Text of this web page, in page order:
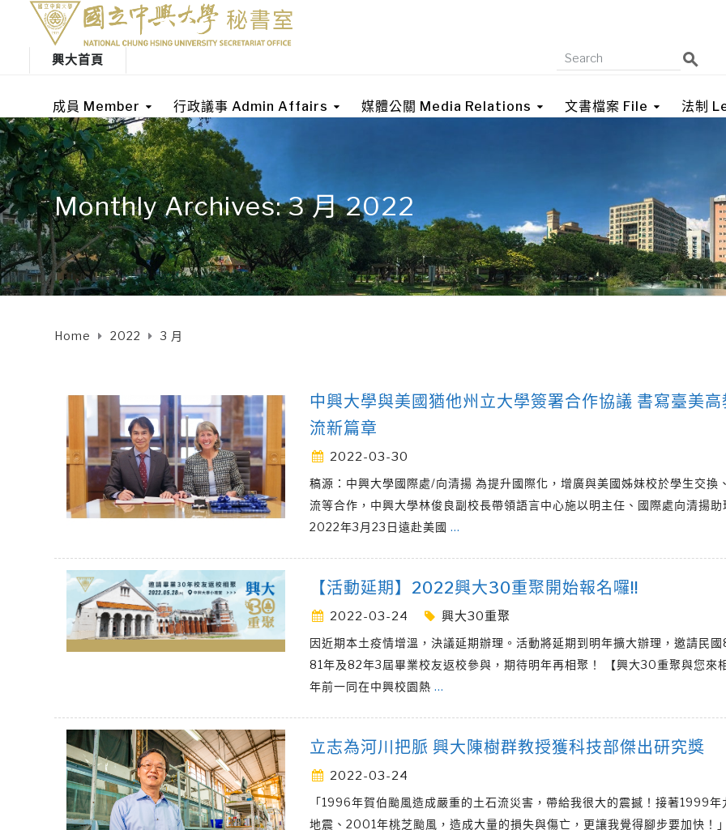
興大首頁
成員 Member 行政議事 Admin Affairs 媒體公關 Media Relations 文書檔案 File 法制
Monthly Archives: 3 月 2022
Home 2022 3 月
中興大學與美國猶他州立大學簽署合作協議 書寫臺美高
流新篇章
2022-03-30
稿源：中興大學國際處/向清揚 為提升國際化，增廣與美國姊妹校於學生交換
流等合作，中興大學林俊良副校長帶領語言中心施以明主任、國際處向清揚助
2022年3月23日遠赴美國 …
【活動延期】2022興大30重聚開始報名囉!!
2022-03-24 興大30重聚
因近期本土疫情增溫，決議延期辦理。活動將延期到明年擴大辦理，邀請民國
81年及82年3屆畢業校友返校參與，期待明年再相聚！ 【興大30重聚與您來
年前一同在中興校園熱 …
立志為河川把脈 興大陳樹群教授獲科技部傑出研究獎
2022-03-24
「1996年賀伯颱風造成嚴重的土石流災害，帶給我很大的震撼！接著1999年
地震、2001年桃芝颱風，造成大量的損失與傷亡，更讓我覺得腳步要加快！